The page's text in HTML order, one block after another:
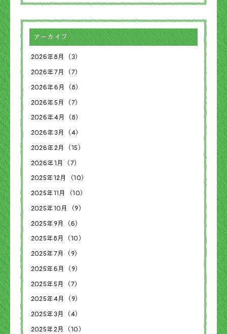
アーカイブ
2026年8月（3）
2026年7月（7）
2026年6月（8）
2026年5月（7）
2026年4月（8）
2026年3月（4）
2026年2月（15）
2026年1月（7）
2025年12月（10）
2025年11月（10）
2025年10月（9）
2025年9月（6）
2025年8月（10）
2025年7月（9）
2025年6月（9）
2025年5月（7）
2025年4月（9）
2025年3月（4）
2025年2月（10）